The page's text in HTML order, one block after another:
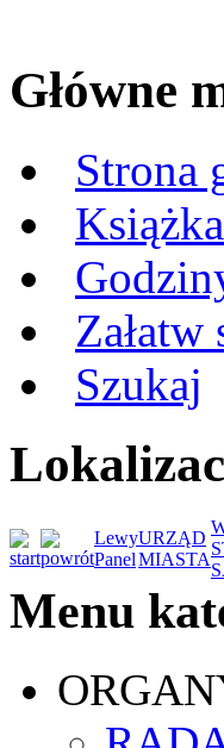
Główne
Strona
Załatw
Szukaj
Lewy
Panel
URZĄD
MIASTA
Menu